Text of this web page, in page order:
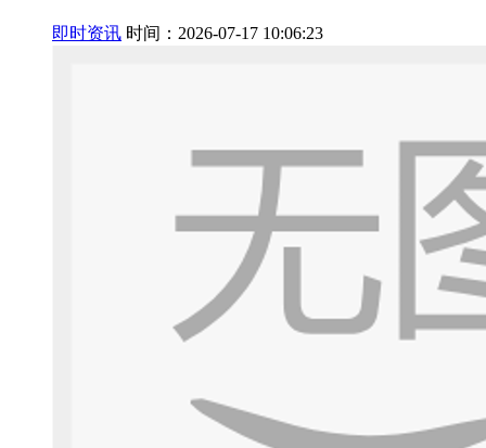
即时资讯 时间：2026-07-17 10:06:23